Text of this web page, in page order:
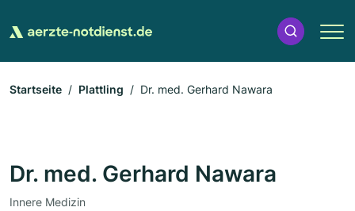
Startseite Plattling Dr. med. Gerhard Nawara
Dr. med. Gerhard Nawara
Innere Medizin